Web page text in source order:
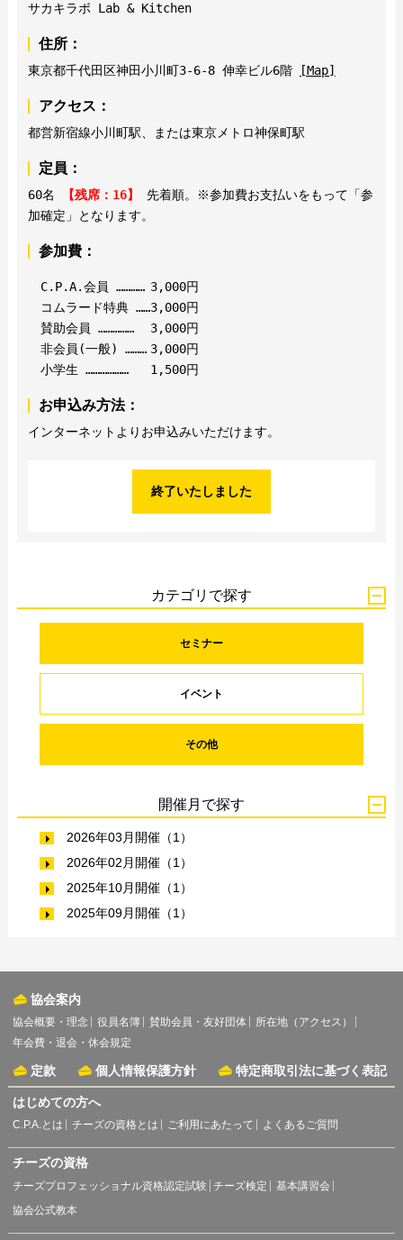
サカキラボ Lab & Kitchen
住所：
東京都千代田区神田小川町3-6-8 伸幸ビル6階 [Map]
アクセス：
都営新宿線小川町駅、または東京メトロ神保町駅
定員：
60名 【残席：16】 先着順。※参加費お支払いをもって「参
加確定」となります。
参加費：
C.P.A.会員 ………… 3,000円
コムラード特典 ……3,000円
賛助会員 ……………
3,000円
非会員(一般) ……… 3,000円
小学生 ………………
1,500円
お申込み方法：
インターネットよりお申込みいただけます。
終了いたしました
カテゴリで探す
セミナー
イベント
その他
開催月で探す
2026年03月開催（1）
2026年02月開催（1）
2025年10月開催（1）
2025年09月開催（1）
協会案内
協会概要・理念 役員名簿 賛助会員・友好団体
所在地（アクセス）
年会費・退会・休会規定
定款 個人情報保護方針 特定商取引法に基づく表記
はじめての方へ
C.P.A.とは チーズの資格とは ご利用にあたって よくあるご質問
チーズの資格
チーズプロフェッショナル資格認定試験 チーズ検定
基本講習会
協会公式教本